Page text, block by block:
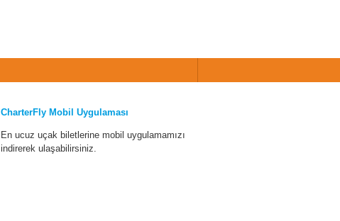
CharterFly Mobil Uygulaması
En ucuz uçak biletlerine mobil uygulamamızı
indirerek ulaşabilirsiniz.